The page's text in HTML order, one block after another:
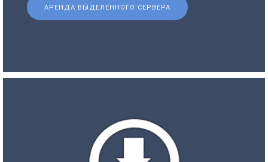
АРЕНДА ВЫДЕЛЕННОГО СЕРВЕРА